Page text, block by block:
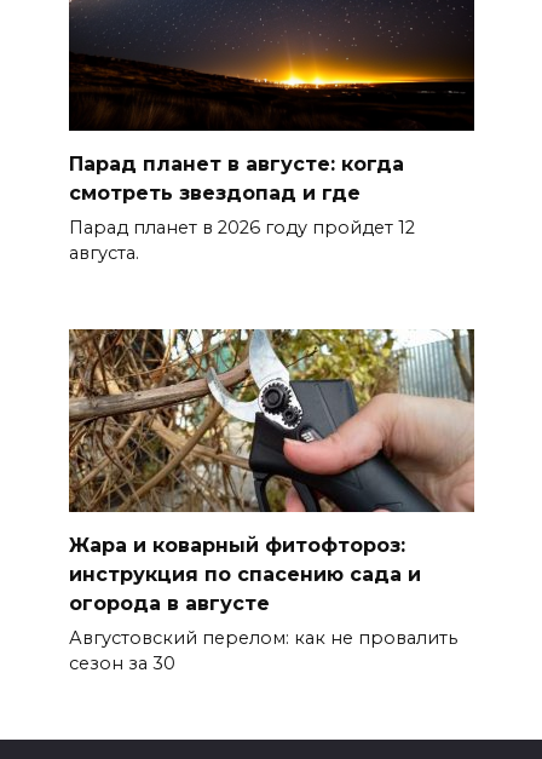
Парад планет в августе: когда
смотреть звездопад и где
Парад планет в 2026 году пройдет 12
августа.
Жара и коварный фитофтороз:
инструкция по спасению сада и
огорода в августе
Августовский перелом: как не провалить
сезон за 30